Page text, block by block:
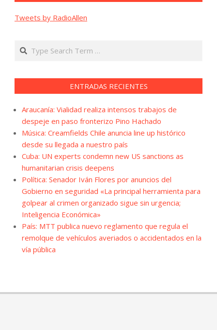
Tweets by RadioAllen
Search
ENTRADAS RECIENTES
Araucanía: Vialidad realiza intensos trabajos de
despeje en paso fronterizo Pino Hachado
Música: Creamfields Chile anuncia line up histórico
desde su llegada a nuestro país
Cuba: UN experts condemn new US sanctions as
humanitarian crisis deepens
Política: Senador Iván Flores por anuncios del
Gobierno en seguridad «La principal herramienta para
golpear al crimen organizado sigue sin urgencia;
Inteligencia Económica»
País: MTT publica nuevo reglamento que regula el
remolque de vehículos averiados o accidentados en la
vía pública